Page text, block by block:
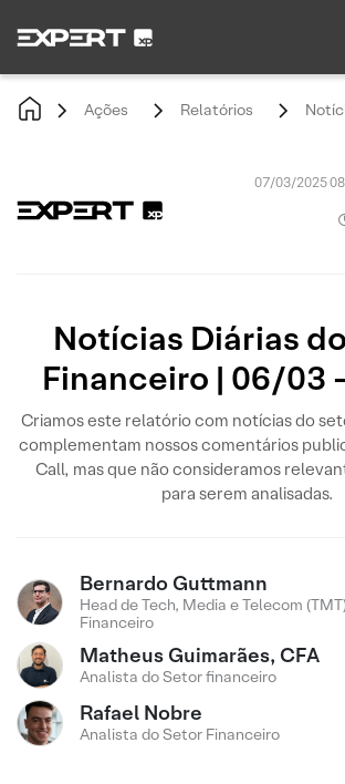
Ações Relatórios
07/03/2025
Notícias Diárias
Financeiro | 06/03
Criamos este relatório com notícias do
complementam nossos comentários
Call, mas que não consideramos
para serem analisadas.
Bernardo Guttmann
Head de Tech, Media e Telecom
Financeiro
Matheus Guimarães, CFA
Analista do Setor financeiro
Rafael Nobre
Analista do Setor Financeiro